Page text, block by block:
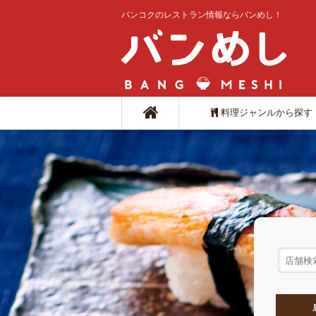
バンコクのレストラン情報ならバンめし！
料理ジャンルから探す